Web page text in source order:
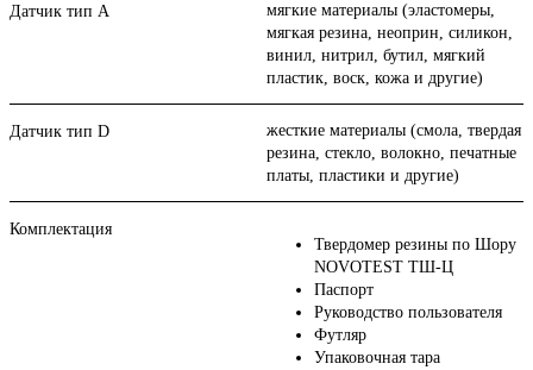
Датчик тип А
мягкие материалы (эластомеры,
мягкая резина, неоприн, силикон,
винил, нитрил, бутил, мягкий
пластик, воск, кожа и другие)
Датчик тип D
жесткие материалы (смола, твердая
резина, стекло, волокно, печатные
платы, пластики и другие)
Комплектация
Твердомер резины по Шору
NOVOTEST ТШ-Ц
Паспорт
Руководство пользователя
Футляр
Упаковочная тара